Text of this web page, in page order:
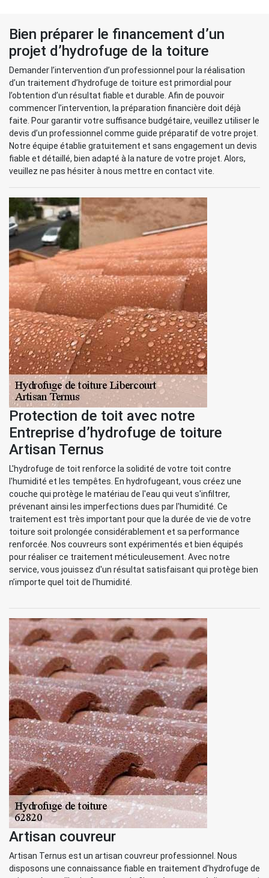
Bien préparer le financement d’un
projet d’hydrofuge de la toiture
Demander l’intervention d’un professionnel pour la réalisation
d’un traitement d’hydrofuge de toiture est primordial pour
l’obtention d’un résultat fiable et durable. Afin de pouvoir
commencer l’intervention, la préparation financière doit déjà
faite. Pour garantir votre suffisance budgétaire, veuillez utiliser le
devis d’un professionnel comme guide préparatif de votre projet.
Notre équipe établie gratuitement et sans engagement un devis
fiable et détaillé, bien adapté à la nature de votre projet. Alors,
veuillez ne pas hésiter à nous mettre en contact vite.
Protection de toit avec notre
Entreprise d’hydrofuge de toiture
Artisan Ternus
L'hydrofuge de toit renforce la solidité de votre toit contre
l'humidité et les tempêtes. En hydrofugeant, vous créez une
couche qui protège le matériau de l'eau qui veut s'infiltrer,
prévenant ainsi les imperfections dues par l'humidité. Ce
traitement est très important pour que la durée de vie de votre
toiture soit prolongée considérablement et sa performance
renforcée. Nos couvreurs sont expérimentés et bien équipés
pour réaliser ce traitement méticuleusement. Avec notre
service, vous jouissez d'un résultat satisfaisant qui protège bien
n’importe quel toit de l'humidité.
Artisan couvreur
Artisan Ternus est un artisan couvreur professionnel. Nous
disposons une connaissance fiable en traitement d’hydrofuge de